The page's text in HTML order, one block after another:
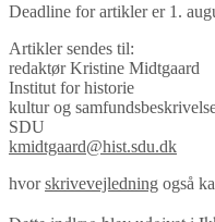
Deadline for artikler er 1.
Artikler sendes til:
redaktør Kristine Midtgaard
Institut for historie
kultur og
SDU
kmidtgaard@hist.sdu.dk
hvorskrivevejledning også